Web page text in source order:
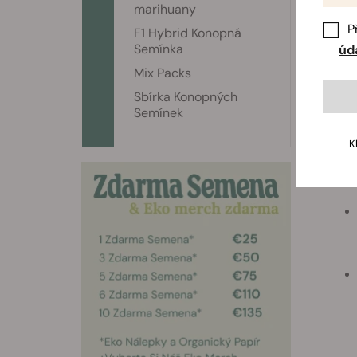
marihuany
F1 Hybrid Konopná
Semínka
Mix Packs
Sbírka Konopných
Semínek